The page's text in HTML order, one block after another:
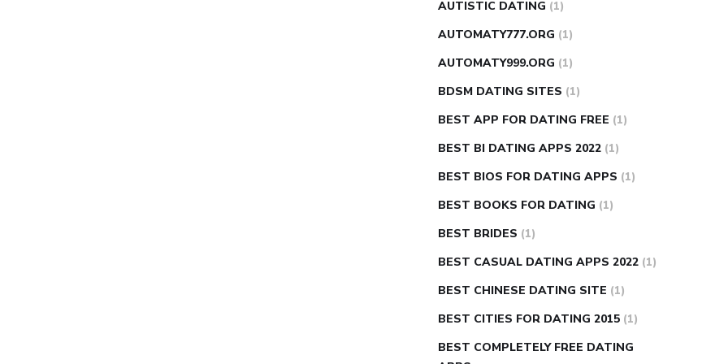
AUTISTIC DATING (1)
AUTOMATY777.ORG (1)
AUTOMATY999.ORG (1)
BDSM DATING SITES (1)
BEST APP FOR DATING FREE (1)
BEST BI DATING APPS 2022 (1)
BEST BIOS FOR DATING APPS (1)
BEST BOOKS FOR DATING (1)
BEST BRIDES (1)
BEST CASUAL DATING APPS 2022 (1)
BEST CHINESE DATING SITE (1)
BEST CITIES FOR DATING 2015 (1)
BEST COMPLETELY FREE DATING